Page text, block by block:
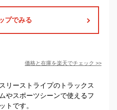
プでみる
価格と在庫を楽天でチェック >>
リーストライプのトラックス
やスポーツシーンで使えるフ
トです。